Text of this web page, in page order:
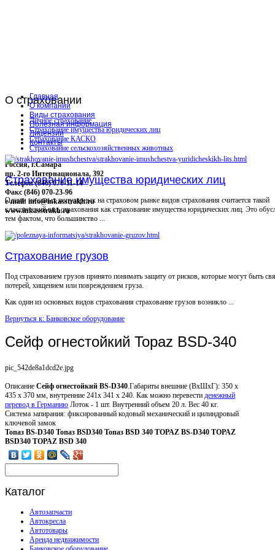
О страховании
Личное страхование
Страхование имущества юридических лиц
Страхование КАСКО
Страхование сельскохозяйственных животных
Россия, г.Самара
пр. 2-го Интернационала, 392
Телефон (846) 070-11-14
Факс (846) 070-23-96
e-mail: info@inkasstrakh.ru
www.inkasstrakh.ru
Главная
О компании
Виды страхования
Полезная информация
Лицензии
Контакты
Страхование имущества юридических лиц
Одним из самых популярных на страховом рынке видов страхования считается такой
классический вид страхования как страхование имущества юридических лиц. Это
тем фактом, что большинство ...
Страхование грузов
Под страхованием грузов принято понимать защиту от рисков, которые могут быть
потерей, хищением или повреждением груза.
Как один из основных видов страхования страхование грузов возникло ...
Вернуться к: Банковское оборудование
Сейф огнестойкий Topaz BSD-340
pic_542de8a1dcd2e.jpg
Описание Сейф огнестойкий BS-D340.Габариты внешние (ВхШхГ): 350 х
435 х 370 мм, внутренние 241х 341 х 240. Как можно перевести денежный
перевод в Германию Лоток - 1 шт. Внутренний объем 20 л. Вес 40 кг.
Система запирания: фиксированный кодовый механический и цилиндровый
ключевой замок
Топаз BS-D340 Топаз BSD340 Топаз BSD 340 TOPAZ BS-D340 TOPAZ
BSD340 TOPAZ BSD 340
Каталог
Автозапчасти
Автокресла
Автотовары
Аренда недвижимости